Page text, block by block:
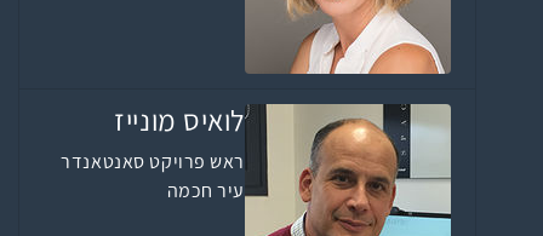
לואיס מונייז
ראש פרויקט סאנטאנדר
עיר חכמה